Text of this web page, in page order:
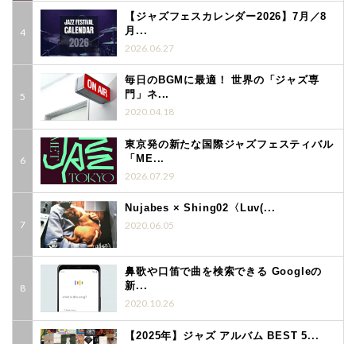
【ジャズフェスカレンダー2026】7月／8
月...
2026.06.27
毎日のBGMに最適！ 世界の「ジャズ専
門」ネ...
2020.04.18
東京発の新たな国際ジャズフェスティバル
「ME...
2026.07.29
Nujabes × Shing02〈Luv(...
2020.06.05
鼻歌や口笛で曲を検索できる Googleの
新...
2020.10.26
【2025年】ジャズ アルバム BEST 5...